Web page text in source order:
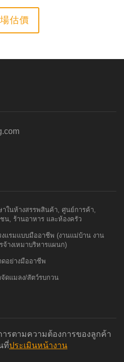
估價
าในห้างสรรพสินค้า, ศูนย์การค้า,
, ร้านอาหาร และห้องครัว
งแรมแบบมืออาชีพ (งานแม่บ้าน งาน
างเหมาบริหารแผนก)
ดอย่างมืออาชีพ
จัดแมลง/สัตว์รบกวน
ารตามความต้องการของลูกค้า
ที่ประเมินหน้างาน